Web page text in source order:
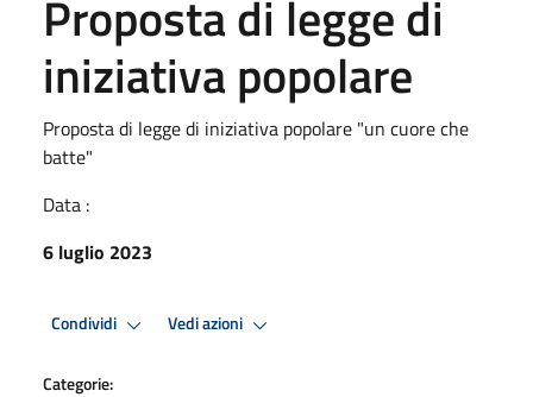
Proposta di legge di
iniziativa popolare
Proposta di legge di iniziativa popolare "un cuore che
batte"
Data :
6 luglio 2023
Condividi Vedi azioni
Categorie: